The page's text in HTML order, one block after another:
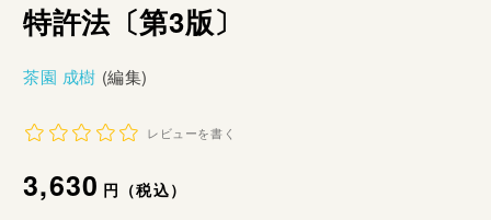
特許法〔第3版〕
茶園 成樹 (編集)
レビューを書く
通
3,630円（税込）